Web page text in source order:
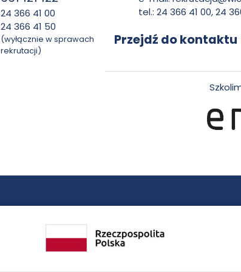
24 366 41 00
24 366 41 50
(wyłącznie w sprawach
rekrutacji)
n
t
k
t
tel.: 24 366 41 00, 24
Przejdź do kontaktu